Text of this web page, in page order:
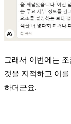
그래서 이번에는
것을 지적하고 이
하더군요.